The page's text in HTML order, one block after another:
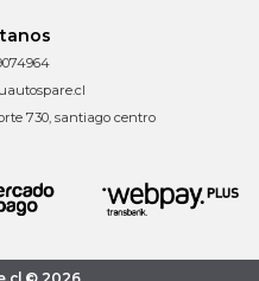
730, santiago centro